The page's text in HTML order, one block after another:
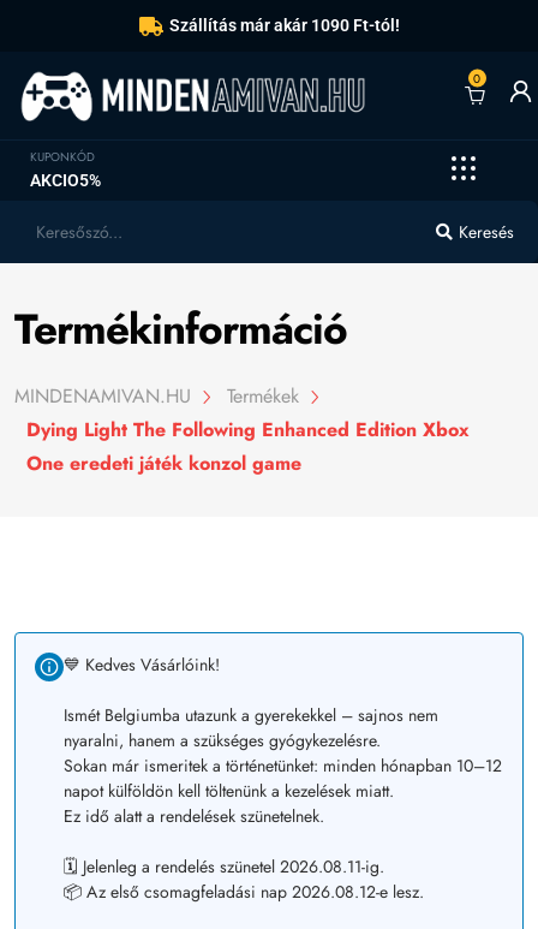
Szállítás már akár 1090 Ft-tól!
0
KUPONKÓD
AKCIO5%
Keresés
Termékinformáció
MINDENAMIVAN.HU
Termékek
Dying Light The Following Enhanced Edition Xbox
One eredeti játék konzol game
💙 Kedves Vásárlóink!
Ismét Belgiumba utazunk a gyerekekkel – sajnos nem
nyaralni, hanem a szükséges gyógykezelésre.
Sokan már ismeritek a történetünket: minden hónapban 10–12
napot külföldön kell töltenünk a kezelések miatt.
Ez idő alatt a rendelések szünetelnek.
🗓️ Jelenleg a rendelés szünetel 2026.08.11-ig.
📦 Az első csomagfeladási nap 2026.08.12-e lesz.